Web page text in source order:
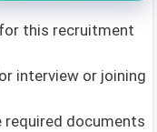
this recruitment
interview or joining
documents